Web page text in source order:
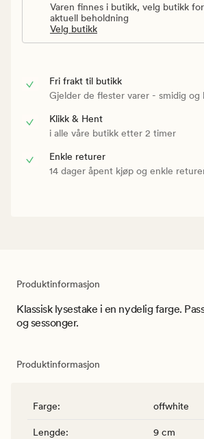
Varen finnes i butikk, velg butikk
aktuell beholdning
Velg butikk
Fri frakt til butikk
Gjelder de flester varer - smidig og
Klikk & Hent
i alle våre butikk etter 2 timer
Enkle returer
14 dager åpent kjøp og enkle
Produktinformasjon
Klassisk lysestake i en nydelig farge.
og sessonger.
Produktinformasjon
Farge: offwhite
Lengde: 9 cm